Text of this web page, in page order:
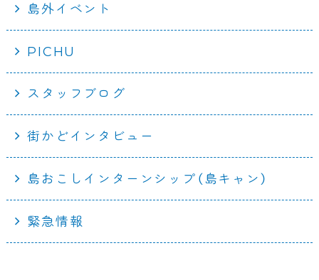
島外イベント
PICHU
スタッフブログ
街かどインタビュー
島おこしインターンシップ（島キャン）
緊急情報